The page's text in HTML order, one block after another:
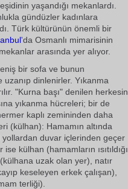
yaşandığı mekanlardı.
gündüzler kadınlara
Türk kültürünün önemli bir
'da Osmanlı mimarisinin
arasında yer alıyor.
bir sofa ve bunun
dinlenirler. Yıkanma
"Kurna başı" denilen herkesin
yıkanma hücreleri; bir de
kaplı zemininden daha
(külhan): Hamamın altında
duvar içlerinden geçer
külhan (hamamların ısıtıldığı
uzak olan yer), natır
keseleyen erkek çalışan),
terliği).